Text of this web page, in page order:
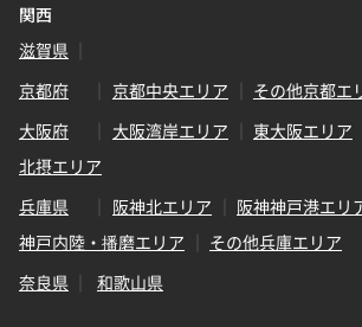
関西
滋賀県
京都府
京都中央エリア
その他京都エ
大阪府
大阪湾岸エリア 東大阪エリア
北摂エリア
兵庫県
阪神北エリア
阪神神戸港エリ
神戸内陸・播磨エリア
その他兵庫エリア
奈良県
和歌山県